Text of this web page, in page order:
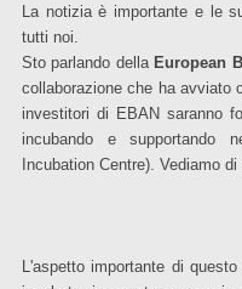
La notizia è importante e le
tutti noi.
Sto parlando della European
collaborazione che ha avviato
investitori di EBAN saranno
incubando e supportando
Incubation Centre). Vediamo di
L'aspetto importante di